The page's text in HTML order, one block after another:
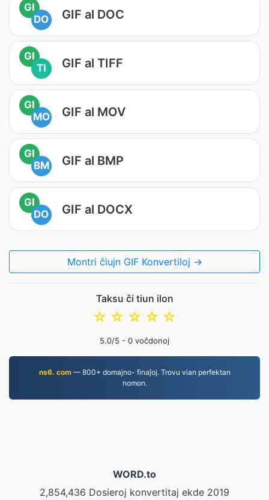
GI
DO
GIF al DOC
GI
TI
GIF al TIFF
GI
MO
GIF al MOV
GI
BM
GIF al BMP
GI
DO
GIF al DOCX
Montri ĉiujn GIF Konvertiloj →
Taksu ĉi tiun ilon
☆
☆
☆
☆
☆
5.0/5 - 0 voĉdonoj
ns6. com— 800+ domajno- finaĵoj. Trovu vian perfektan
nomon.
WORD.to
2,854,436 Dosieroj konvertitaj ekde 2019